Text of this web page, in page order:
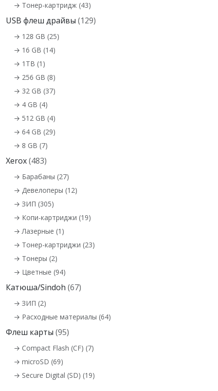
→ Тонер-картридж (43)
USB флеш драйвы (129)
→ 128 GB (25)
→ 16 GB (14)
→ 1TB (1)
→ 256 GB (8)
→ 32 GB (37)
→ 4 GB (4)
→ 512 GB (4)
→ 64 GB (29)
→ 8 GB (7)
Xerox(483)
→ Барабаны (27)
→ Девелоперы (12)
→ ЗИП (305)
→ Копи-картриджи (19)
→ Лазерные (1)
→ Тонер-картриджи (23)
→ Тонеры (2)
→ Цветные (94)
Катюша/Sindoh (67)
→ ЗИП (2)
→ Расходные материалы (64)
Флеш карты (95)
→ Compact Flash (CF) (7)
→ microSD (69)
→ Secure Digital (SD) (19)